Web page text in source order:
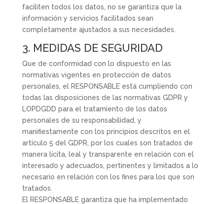
faciliten todos los datos, no se garantiza que la
información y servicios facilitados sean
completamente ajustados a sus necesidades.
3. MEDIDAS DE SEGURIDAD
Que de conformidad con lo dispuesto en las
normativas vigentes en protección de datos
personales, el RESPONSABLE está cumpliendo con
todas las disposiciones de las normativas GDPR y
LOPDGDD para el tratamiento de los datos
personales de su responsabilidad, y
manifiestamente con los principios descritos en el
artículo 5 del GDPR, por los cuales son tratados de
manera lícita, leal y transparente en relación con el
interesado y adecuados, pertinentes y limitados a lo
necesario en relación con los fines para los que son
tratados.
El RESPONSABLE garantiza que ha implementado